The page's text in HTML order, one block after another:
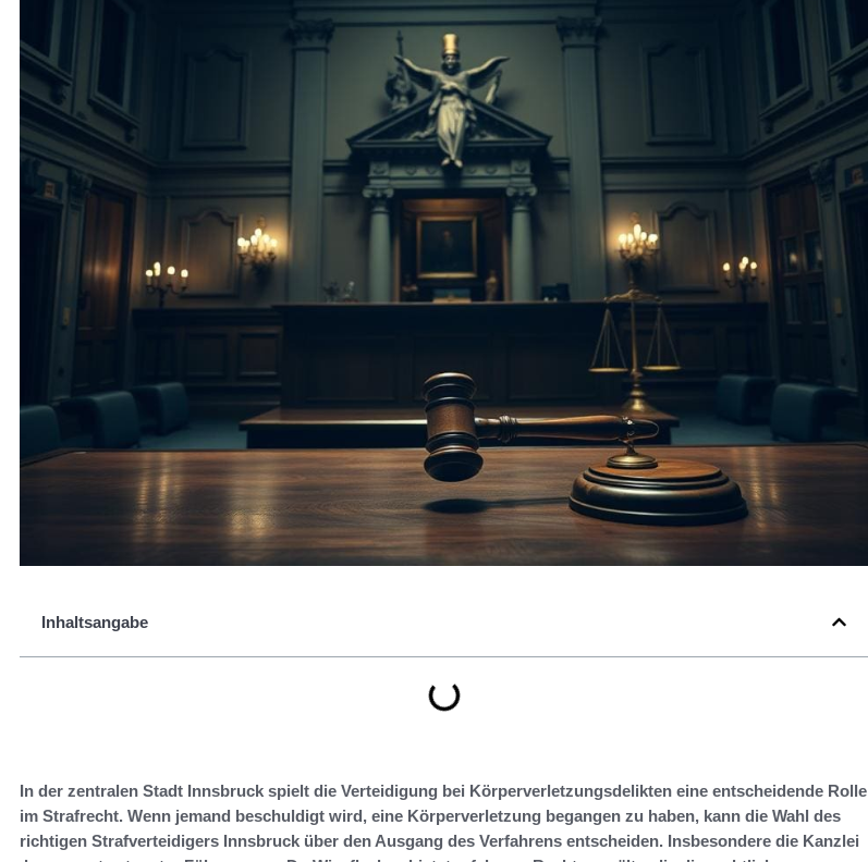
Inhaltsangabe
In der zentralen Stadt Innsbruck spielt die Verteidigung bei Körperverletzungsdelikten eine entscheidende Rolle
im Strafrecht. Wenn jemand beschuldigt wird, eine Körperverletzung begangen zu haben, kann die Wahl des
richtigen Strafverteidigers Innsbruck über den Ausgang des Verfahrens entscheiden. Insbesondere die Kanzlei